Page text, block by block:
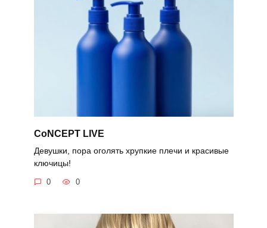
CoNCEPT LIVE
Девушки, пора оголять хрупкие плечи и красивые
ключицы!
0 0